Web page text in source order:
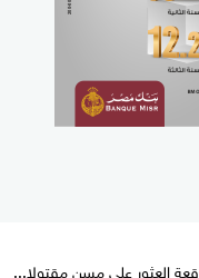
العثور على مسن مقتولا...